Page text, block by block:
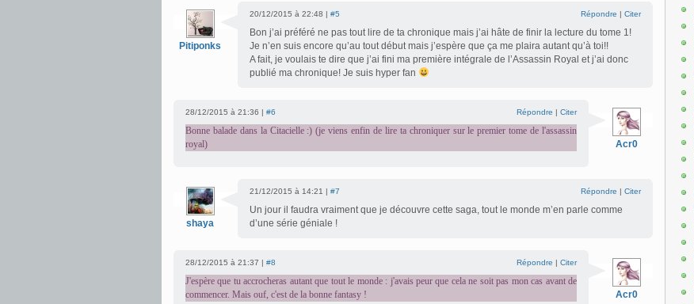
Pitiponks
20/12/2015 à 22:48 | #5 Répondre | Citer
Bon j’ai préféré ne pas tout lire de ta chronique mais j’ai hâte de finir la lecture du tome 1!
Je n’en suis encore qu’au tout début mais j’espère que ça me plaira autant qu’à toi!!
A fait, je voulais te dire que j’ai fini ma première intégrale de l’Assassin Royal et j’ai donc
publié ma chronique! Je suis hyper fan
Acr0
28/12/2015 à 21:36 | #6 Répondre | Citer
Bonne balade dans la Citacielle :) (je viens enfin de lire ta chroniquer sur le premier tome de l'assassin
royal)
shaya
21/12/2015 à 14:21 | #7 Répondre | Citer
Un jour il faudra vraiment que je découvre cette saga, tout le monde m’en parle comme
d’une série géniale !
Acr0
28/12/2015 à 21:37 | #8 Répondre | Citer
J'espère que tu accrocheras autant que tout le monde : j'avais peur que cela ne soit pas mon cas avant de
commencer. Mais ouf, c'est de la bonne fantasy !